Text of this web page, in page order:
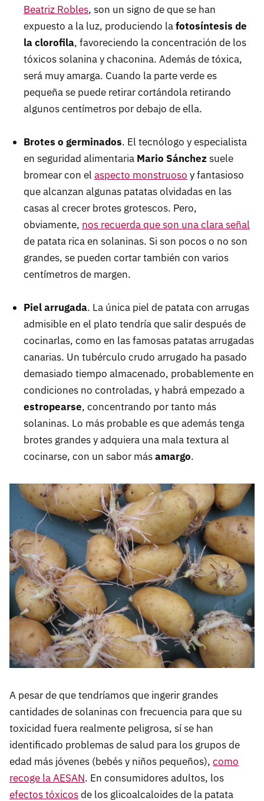
Beatriz Robles, son un signo de que se han
expuesto a la luz, produciendo lafotosíntesis de
la clorofila, favoreciendo la concentración de los
tóxicos solanina y chaconina. Además de tóxica,
será muy amarga. Cuando la parte verde es
pequeña se puede retirar cortándola retirando
algunos centímetros por debajo de ella.
Brotes o germinados. El tecnólogo y especialista
en seguridad alimentaria Mario Sánchezsuele
bromear con el aspecto monstruoso y fantasioso
que alcanzan algunas patatas olvidadas en las
casas al crecer brotes grotescos. Pero,
obviamente, nos recuerda que son una clara señal
de patata rica en solaninas. Si son pocos o no son
grandes, se pueden cortar también con varios
centímetros de margen.
Piel arrugada. La única piel de patata con arrugas
admisible en el plato tendría que salir después de
cocinarlas, como en las famosas patatas arrugadas
canarias. Un tubérculo crudo arrugado ha pasado
demasiado tiempo almacenado, probablemente en
condiciones no controladas, y habrá empezado a
estropearse, concentrando por tanto más
solaninas. Lo más probable es que además tenga
brotes grandes y adquiera una mala textura al
cocinarse, con un sabor másamargo.
A pesar de que tendríamos que ingerir grandes
cantidades de solaninas con frecuencia para que su
toxicidad fuera realmente peligrosa, sí se han
identificado problemas de salud para los grupos de
edad más jóvenes (bebés y niños pequeños), como
recoge la AESAN. En consumidores adultos, los
efectos tóxicosde los glicoalcaloides de la patata